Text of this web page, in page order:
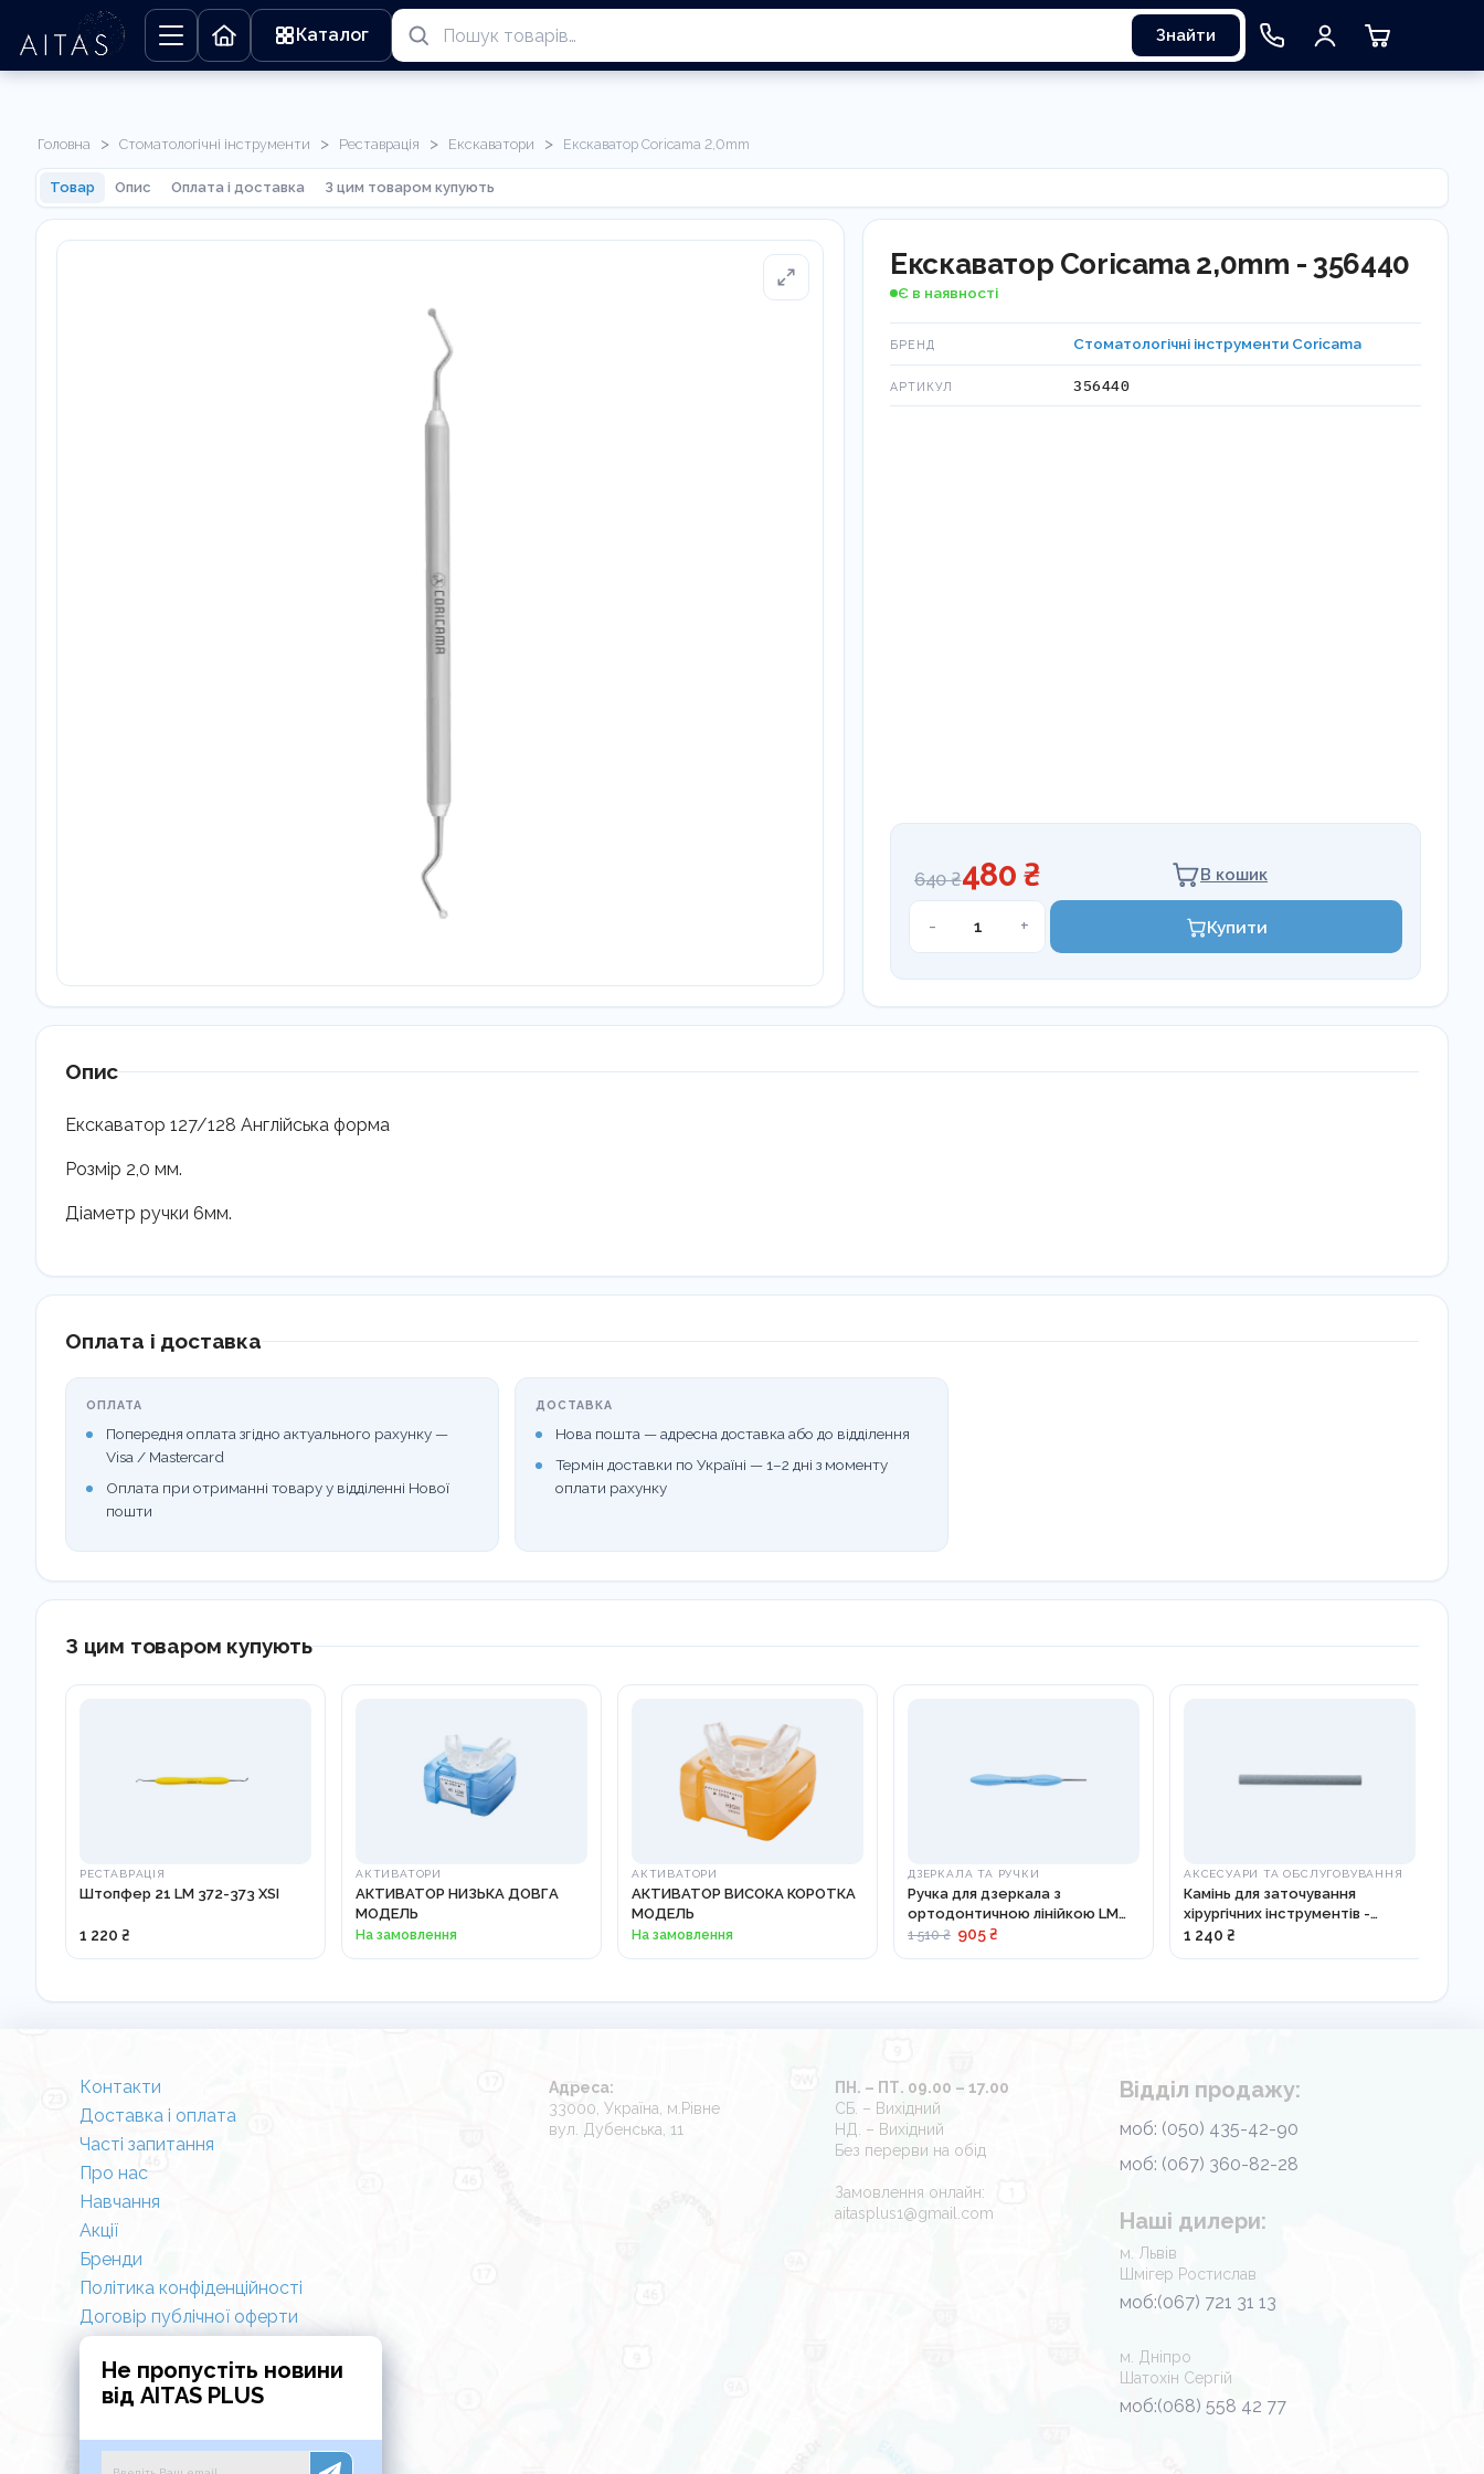
Каталог Знайти
Головна > Стоматологічні інструменти > Реставрація > Екскаватори > Екскаватор Coricama 2,0mm
Товар Опис Оплата і доставка З цим товаром купують
Екскаватор Coricama 2,0mm - 356440
Є в наявності
БРЕНД Стоматологічні інструменти Coricama
АРТИКУЛ 356440
640 ₴480 ₴ В кошик
-
Екскаватор
+ Купити
Опис
Екскаватор 127/128 Англійська форма
Розмір 2,0 мм.
Діаметр ручки 6мм.
Оплата і доставка
ОПЛАТА
Попередня оплата згідно актуального рахунку —
Visa / Mastercard
Оплата при отриманні товару у відділенні Нової
пошти
ДОСТАВКА
Нова пошта — адресна доставка або до відділення
Термін доставки по Україні — 1–2 дні з моменту
оплати рахунку
З цим товаром купують
РЕСТАВРАЦІЯ
Штопфер 21 LM 372-373 XSI
1 220 ₴
АКТИВАТОРИ
АКТИВАТОР НИЗЬКА ДОВГА
МОДЕЛЬ
На замовлення
АКТИВАТОРИ
АКТИВАТОР ВИСОКА КОРОТКА
МОДЕЛЬ
На замовлення
ДЗЕРКАЛА ТА РУЧКИ
Ручка для дзеркала з
ортодонтичною лінійкою LM
25-26 ES
1 510 ₴ 905 ₴
АКСЕСУАРИ ТА ОБСЛУГОВУВАННЯ
Камінь для заточування
хірургічних інструментів -
818002
1 240 ₴
Контакти
Доставка і оплата
Часті запитання
Про нас
Навчання
Акції
Бренди
Політика конфіденційності
Договір публічної оферти
Не пропустіть новини
від AITAS PLUS
Адреса:
33000, Україна, м.Рівне
вул. Дубенська, 11
ПН. – ПТ. 09.00 – 17.00
СБ. – Вихідний
НД. – Вихідний
Без перерви на обід
Замовлення онлайн:
aitasplus1@gmail.com
Відділ продажу:
моб: (050) 435-42-90
моб: (067) 360-82-28
Наші дилери:
м. Львів
Шмігер Ростислав
моб:(067) 721 31 13
м. Дніпро
Шатохін Сергій
моб:(068) 558 42 77